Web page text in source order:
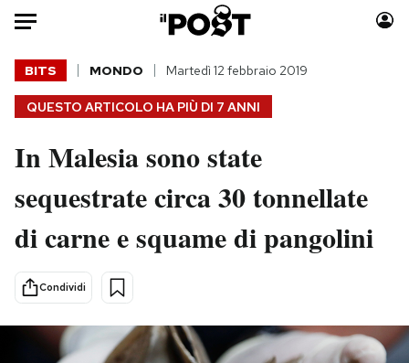
Auto
HOME
Italia
Politica
Tecnologia
Scienza
Economia
Moda
Consumismi
Storie/Idee
Ok Boomer!
Altrecose
QUESTO ARTICOLO HA PIÙ DI 7 ANNI
BITS MONDO Martedì 12 febbraio 2019
In Malesia sono state
sequestrate circa 30 tonnellate
di carne e squame di pangolini
Condividi